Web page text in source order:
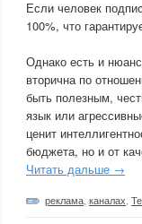
Если человек
100%, что
Однако есть и
вторична по
быть полезным,
язык или
ценит
бюджета, но и от
Читать дальше →
реклама каналах